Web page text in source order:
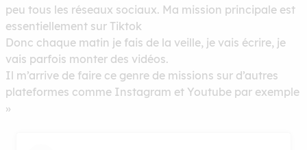
peu tous les réseaux sociaux. Ma mission principale est
essentiellement sur Tiktok
Donc chaque matin je fais de la veille, je vais écrire, je
vais parfois monter des vidéos.
Il m’arrive de faire ce genre de missions sur d’autres
plateformes comme Instagram et Youtube par exemple
»